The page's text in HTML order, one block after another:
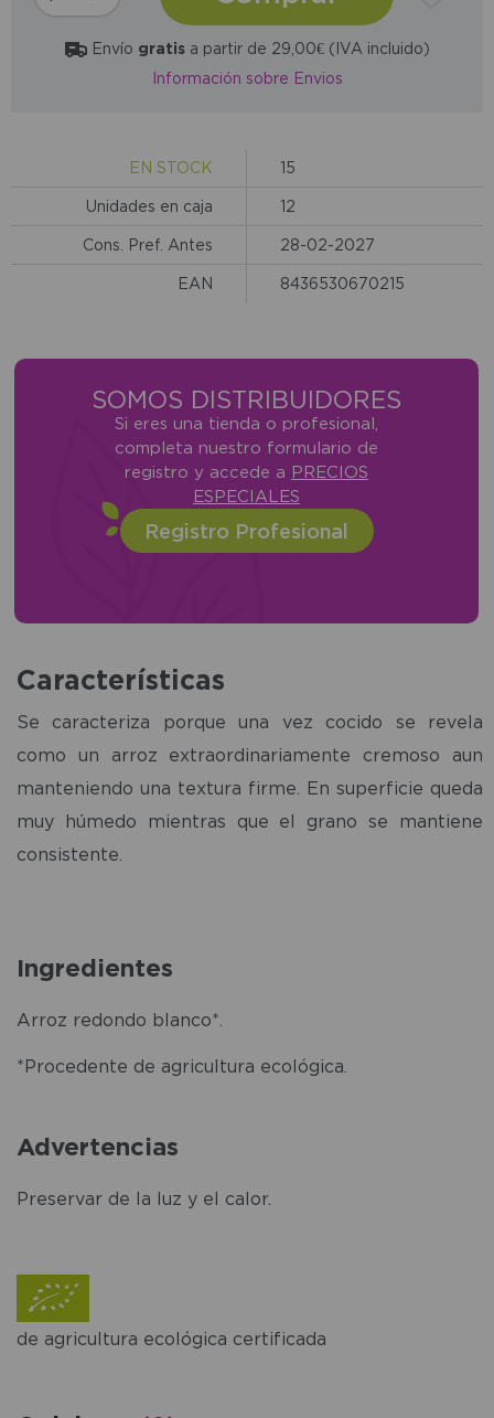
Envío gratisa partir de 29,00€ (IVA incluido)
Información sobre Envios
EN STOCK 15
Unidades en caja 12
Cons. Pref. Antes 28-02-2027
EAN 8436530670215
SOMOS DISTRIBUIDORES
Si eres una tienda o profesional,
completa nuestro formulario de
registro y accede a PRECIOS
ESPECIALES
Registro Profesional
Características
Se caracteriza porque una vez cocido se revela
como un arroz extraordinariamente cremoso aun
manteniendo una textura firme. En superficie queda
muy húmedo mientras que el grano se mantiene
consistente.
Ingredientes
Arroz redondo blanco*.
*Procedente de agricultura ecológica.
Advertencias
Preservar de la luz y el calor.
de agricultura ecológica certificada